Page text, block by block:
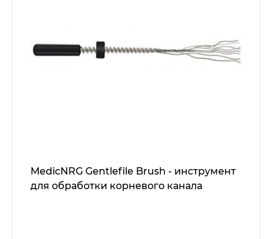
MedicNRG Gentlefile Brush - инструмент
для обработки корневого канала